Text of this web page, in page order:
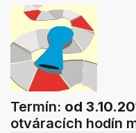
Termín: od
otváracích hodín